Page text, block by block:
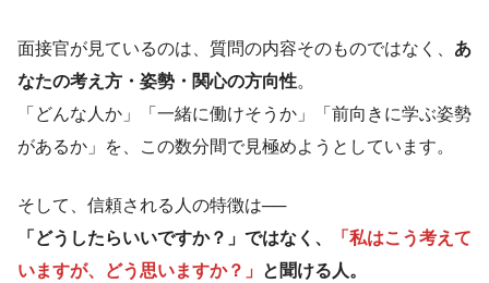
面接官が見ているのは、質問の内容そのものではなく、 あ
なたの考え方・姿勢・関心の方向性。
「どんな人か」「一緒に働けそうか」「前向きに学ぶ姿勢
があるか」を、この数分間で見極めようとしています。
そして、信頼される人の特徴は──
「どうしたらいいですか？」ではなく、
「私はこう考えて
いますが、どう思いますか？」
と聞ける人。